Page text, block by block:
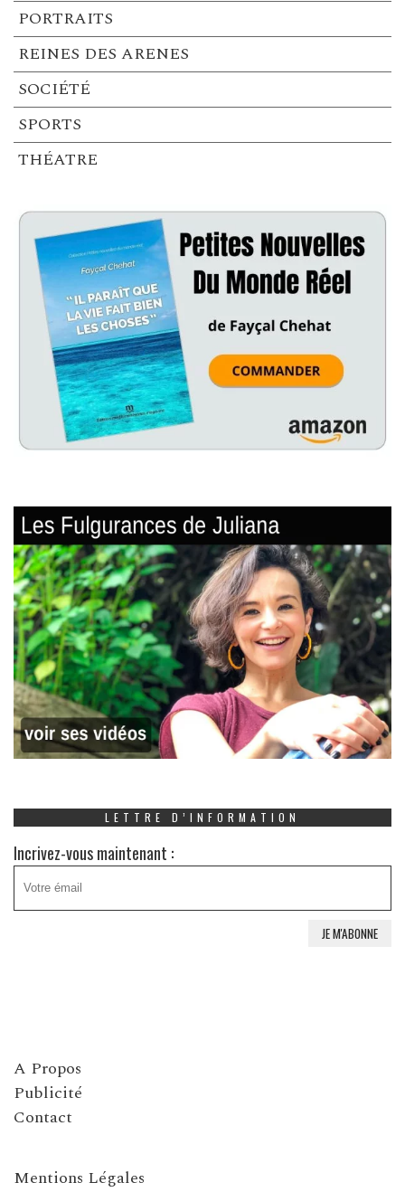
PORTRAITS
REINES DES ARENES
SOCIÉTÉ
SPORTS
THÉATRE
LETTRE D’INFORMATION
Incrivez-vous maintenant :
A Propos
Publicité
Contact
Mentions Légales